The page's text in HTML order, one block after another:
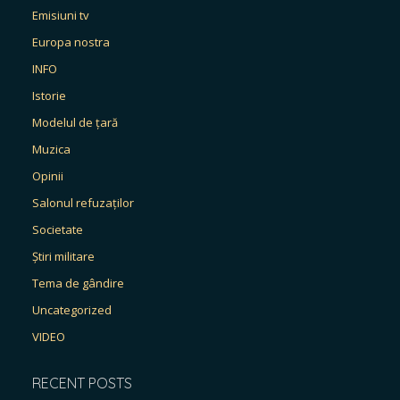
Emisiuni tv
Europa nostra
INFO
Istorie
Modelul de țară
Muzica
Opinii
Salonul refuzaților
Societate
Știri militare
Tema de gândire
Uncategorized
VIDEO
RECENT POSTS